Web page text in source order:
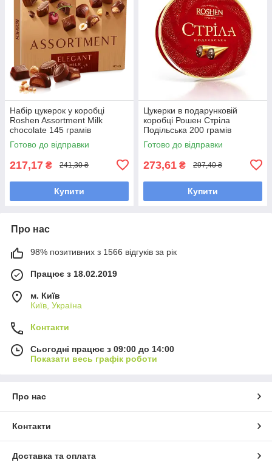
Набір цукерок у коробці
Roshen Assortment Milk
chocolate 145 грамів
Готово до відправки
217,17 ₴ 241,30 ₴
Купити
Цукерки в подарунковій
коробці Рошен Стріла
Подільська 200 грамів
Готово до відправки
273,61 ₴ 297,40 ₴
Купити
Про нас
98% позитивних з 1566 відгуків за рік
Працює з 18.02.2019
м. Київ
Київ, Україна
Контакти
Сьогодні працює з 09:00 до 14:00
Показати весь графік роботи
Про нас
Контакти
Доставка та оплата